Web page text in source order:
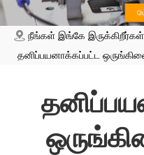
நீங்கள் இங்கே
தனிப்பயனாக்கப்பட்ட